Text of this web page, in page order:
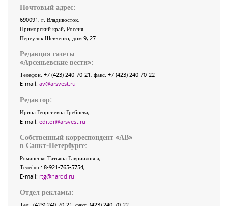
Почтовый адрес:
690091, г. Владивосток,
Приморский край, Россия
Переулок Шевченко, дом 9, 27
Редакция газеты
«Арсеньевские вести»:
Телефон: +7 (423) 240-70-21, факс: +7 (423) 240-70-22
E-mail: av@arsvest.ru
Редактор:
Ирина Георгиевна Гребнёва,
E-mail: editor@arsvest.ru
Собственный корреспондент «АВ»
в Санкт-Петербурге:
Романенко Татьяна Гаврииловна,
Телефон: 8-921-765-5754,
E-mail: rtg@narod.ru
Отдел рекламы: